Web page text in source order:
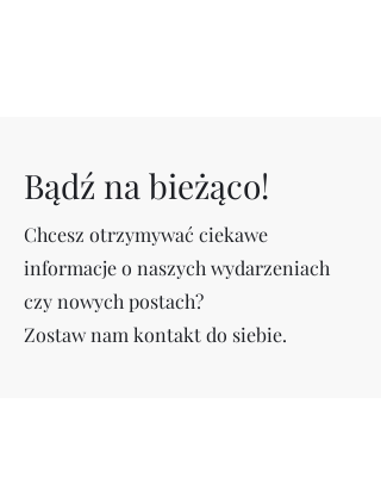
Bądź na bieżąco!
Chcesz otrzymywać ciekawe
informacje o naszych wydarzeniach
czy nowych postach?
Zostaw nam kontakt do siebie.